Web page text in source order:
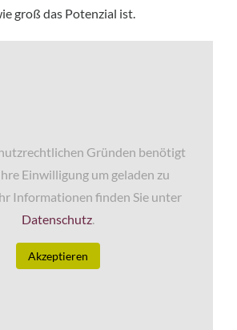
groß das Potenzial ist.
Gründen benötigt
Einwilligung um geladen zu
Informationen finden Sie unter
Datenschutz.
Akzeptieren